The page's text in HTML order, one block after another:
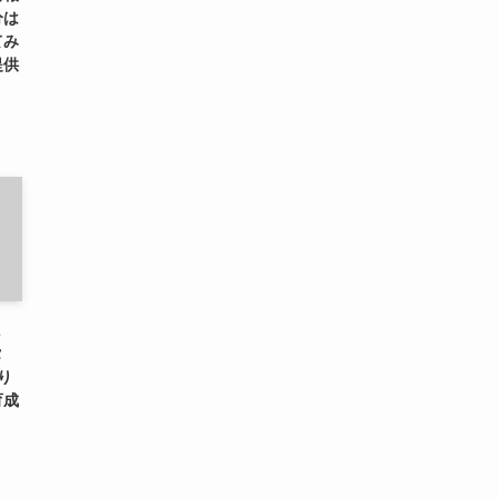
は
み
供
成